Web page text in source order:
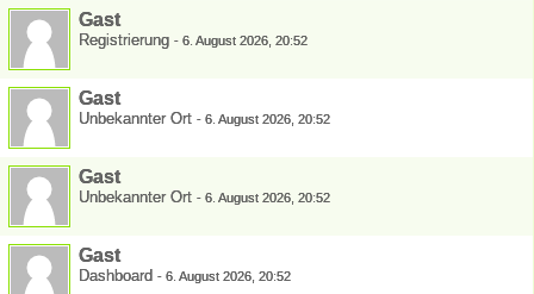
Gast
Registrierung - 6. August 2026, 20:52
Gast
Unbekannter Ort - 6. August 2026, 20:52
Gast
Unbekannter Ort - 6. August 2026, 20:52
Gast
Dashboard - 6. August 2026, 20:52